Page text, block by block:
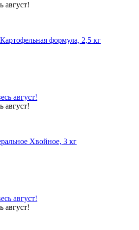
август!
формула, 2,5 кг
август!
Хвойное, 3 кг
август!